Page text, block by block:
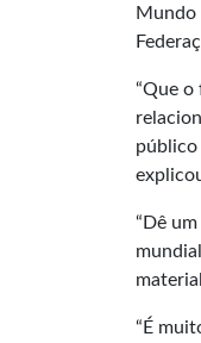
Mundo
“Que o
público
“Dê
“É